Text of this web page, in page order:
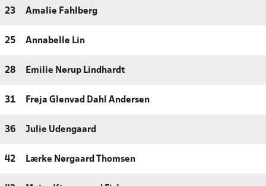
23 Amalie Fahlberg
25 Annabelle Lin
28 Emilie Nørup Lindhardt
31 Freja Glenvad Dahl Andersen
36 Julie Udengaard
42 Lærke Nørgaard Thomsen